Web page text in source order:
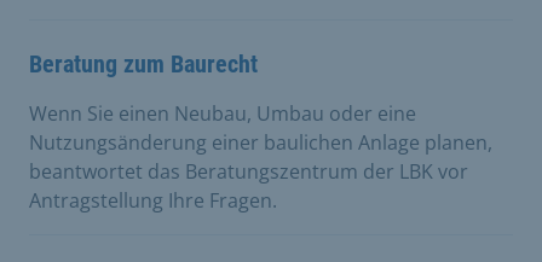
Beratung zum Baurecht
Wenn Sie einen Neubau, Umbau oder eine
Nutzungsänderung einer baulichen Anlage planen,
beantwortet das Beratungszentrum der LBK vor
Antragstellung Ihre Fragen.